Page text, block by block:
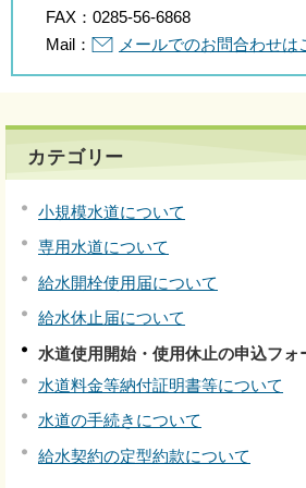
FAX： 0285-56-6868
Mail：
メールでのお問合わせは
カテゴリー
小規模水道について
専用水道について
給水開栓使用届について
給水休止届について
水道使用開始・使用休止の申込フォ
水道料金等納付証明書等について
水道の手続きについて
給水契約の定型約款について